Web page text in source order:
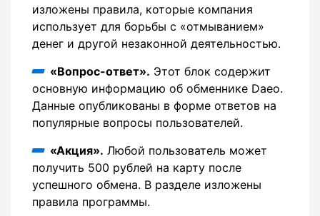
изложены правила, которые компания
использует для борьбы с «отмыванием»
денег и другой незаконной деятельностью.
«Вопрос-ответ». Этот блок содержит
основную информацию об обменнике Daeo.
Данные опубликованы в форме ответов на
популярные вопросы пользователей.
«Акция». Любой пользователь может
получить 500 рублей на карту после
успешного обмена. В разделе изложены
правила программы.